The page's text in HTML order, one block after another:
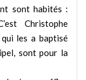
sont habités :
Christophe
les a baptisé
sont pour la